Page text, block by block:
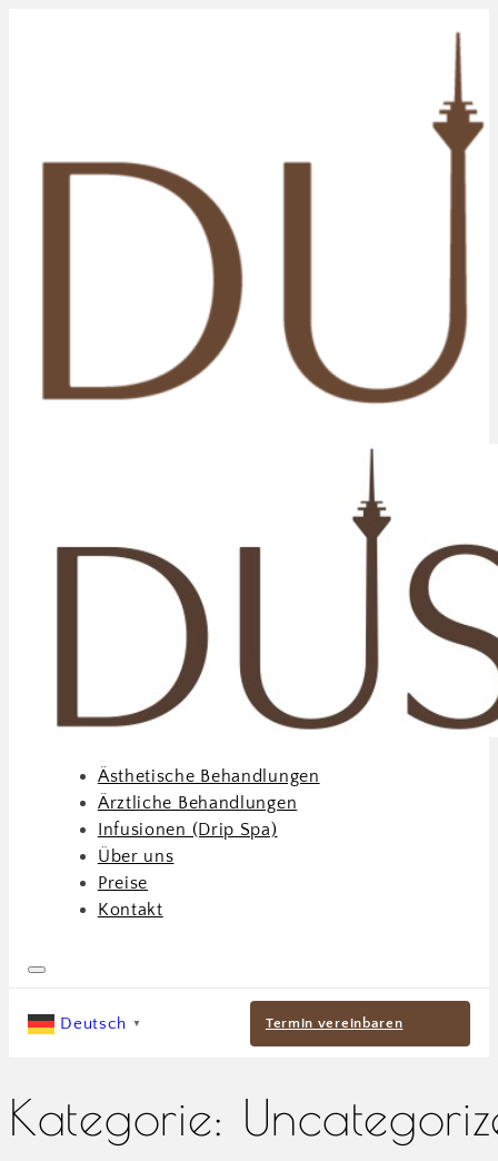
Ästhetische Behandlungen
Ärztliche Behandlungen
Infusionen (Drip Spa)
Über uns
Preise
Kontakt
Deutsch ▼ Termin vereinbaren
Kategorie: